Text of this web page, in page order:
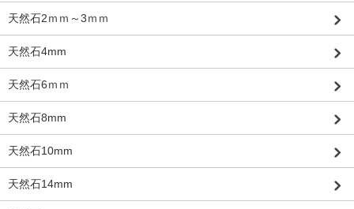
天然石2ｍｍ～3ｍｍ
天然石4mm
天然石6ｍｍ
天然石8mm
天然石10mm
天然石14mm